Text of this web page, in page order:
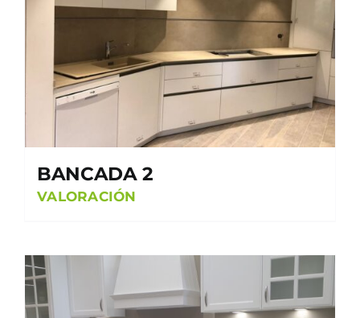
BANCADA 2
VALORACIÓN